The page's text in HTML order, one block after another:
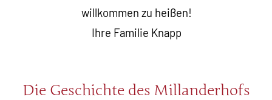
willkommen zu heißen!
Ihre Familie Knapp
Die Geschichte des Millanderhofs